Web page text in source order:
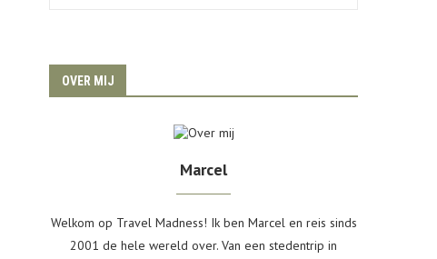
OVER MIJ
Marcel
Welkom op Travel Madness! Ik ben Marcel en reis sinds
2001 de hele wereld over. Van een stedentrip in